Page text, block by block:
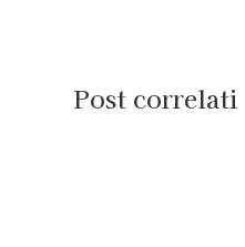
Post correlati